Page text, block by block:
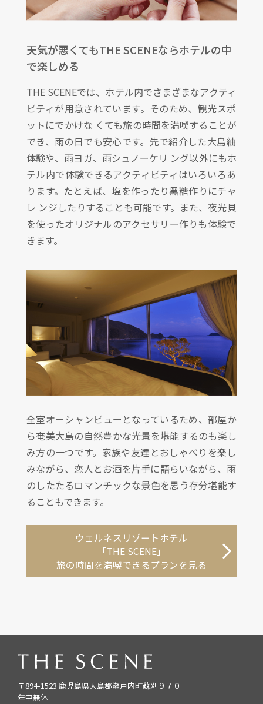
天気が悪くてもTHE SCENEならホテルの中
で楽しめる
THE SCENEでは、ホテル内でさまざまなアクティ
ビティが用意されています。そのため、観光スポ
ットにでかけな くても旅の時間を満喫することが
でき、雨の日でも安心です。先で紹介した大島紬
体験や、雨ヨガ、雨シュノーケリ ング以外にもホ
テル内で体験できるアクティビティはいろいろあ
ります。たとえば、塩を作ったり黑糖作りにチャ
レ ンジしたりすることも可能です。また、夜光貝
を使ったオリジナルのアクセサリー作りも体験で
きます。
全室オーシャンビューとなっているため、部屋か
ら奄美大島の自然豊かな光景を堪能するのも楽し
み方の一つです。家族や友達とおしゃべりを楽し
みながら、恋人とお酒を片手に語らいながら、雨
のしたたるロマンチックな景色を思う存分堪能す
ることもできます。
ウェルネスリゾートホテル
「THE SCENE」
旅の時間を満喫できるプランを見る
〒894-1523 鹿児島県大島郡瀬戸内町蘇刈９７０
年中無休